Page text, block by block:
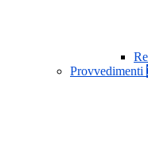
Provvedimenti